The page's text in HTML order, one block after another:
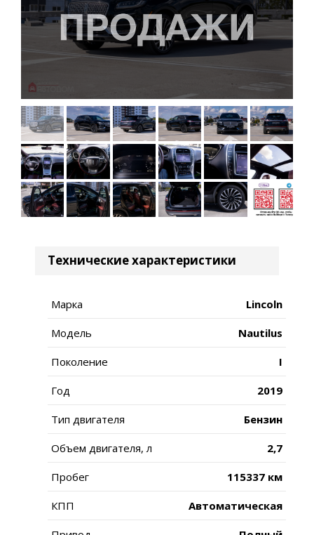
Технические характеристики
Марка Lincoln
Модель Nautilus
Поколение I
Год 2019
Тип двигателя Бензин
Объем двигателя, л 2,7
Пробег 115337 км
КПП Автоматическая